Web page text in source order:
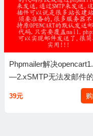
Phpmailer解决
—2.xSMTP无法发邮件
39元